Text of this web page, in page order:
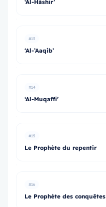
‘Al-Hāshir’
#13
‘Al-’Aaqib’
#14
‘Al-Muqaffi’
#15
Le Prophète du repentir
#16
Le Prophète des conquêtes